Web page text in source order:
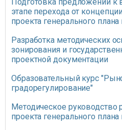
этапе перехода от
проекта генерального
Разработка методических
зонирования и
проектной документации
Образовательный курс
градорегулирование"
Методическое руководство
проекта генерального